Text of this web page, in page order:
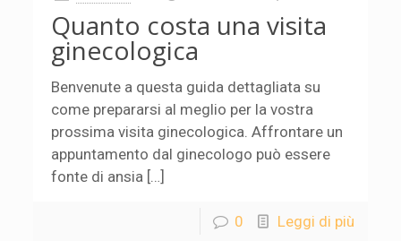
Quanto costa una visita
ginecologica
Benvenute a questa guida dettagliata su
come prepararsi al meglio per la vostra
prossima visita ginecologica. Affrontare un
appuntamento dal ginecologo può essere
fonte di ansia […]
0 Leggi di più